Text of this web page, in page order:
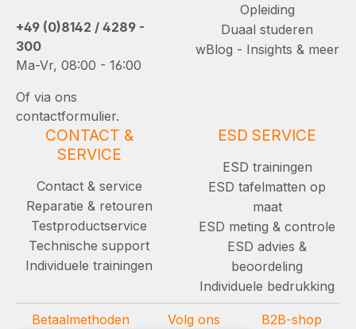
+49 (0)8142 / 4289 -
300
Ma-Vr, 08:00 - 16:00
Of via ons
contactformulier.
Opleiding
Duaal studeren
wBlog - Insights & meer
CONTACT &
SERVICE
Contact & service
Reparatie & retouren
Testproductservice
Technische support
Individuele trainingen
ESD SERVICE
ESD trainingen
ESD tafelmatten op
maat
ESD meting & controle
ESD advies &
beoordeling
Individuele bedrukking
Betaalmethoden Volg ons
B2B-shop